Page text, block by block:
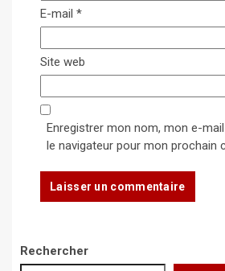
E-mail *
Site web
Enregistrer mon nom, mon e-
le navigateur pour mon prochain
Rechercher